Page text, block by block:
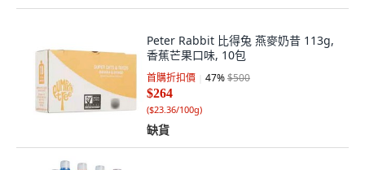
Peter Rabbit 比得兔 燕麥奶昔 113g,
香蕉芒果口味, 10包
首購折扣價 47%$500
$264
($23.36/100g)
缺貨